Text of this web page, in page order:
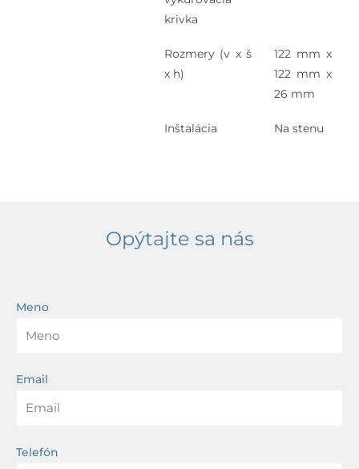
krivka
Rozmery (v x š
x h)
122 mm x
122 mm x
26 mm
Inštalácia Na stenu
Opýtajte sa nás
Meno
Email
Telefón